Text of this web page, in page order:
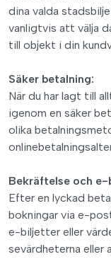
dina valda
vanligtvis att välja
till objekt i din
Säker betalning:
När du har lagt till
igenom en säker
olika
Bekräftelse och
Efter en lyckad
bokningar via e-
e-biljetter eller
sevärdheterna eller